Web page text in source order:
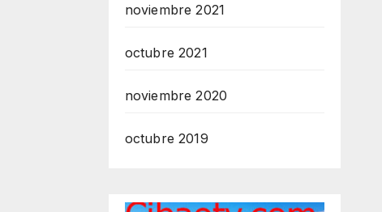
noviembre 2021
octubre 2021
noviembre 2020
octubre 2019